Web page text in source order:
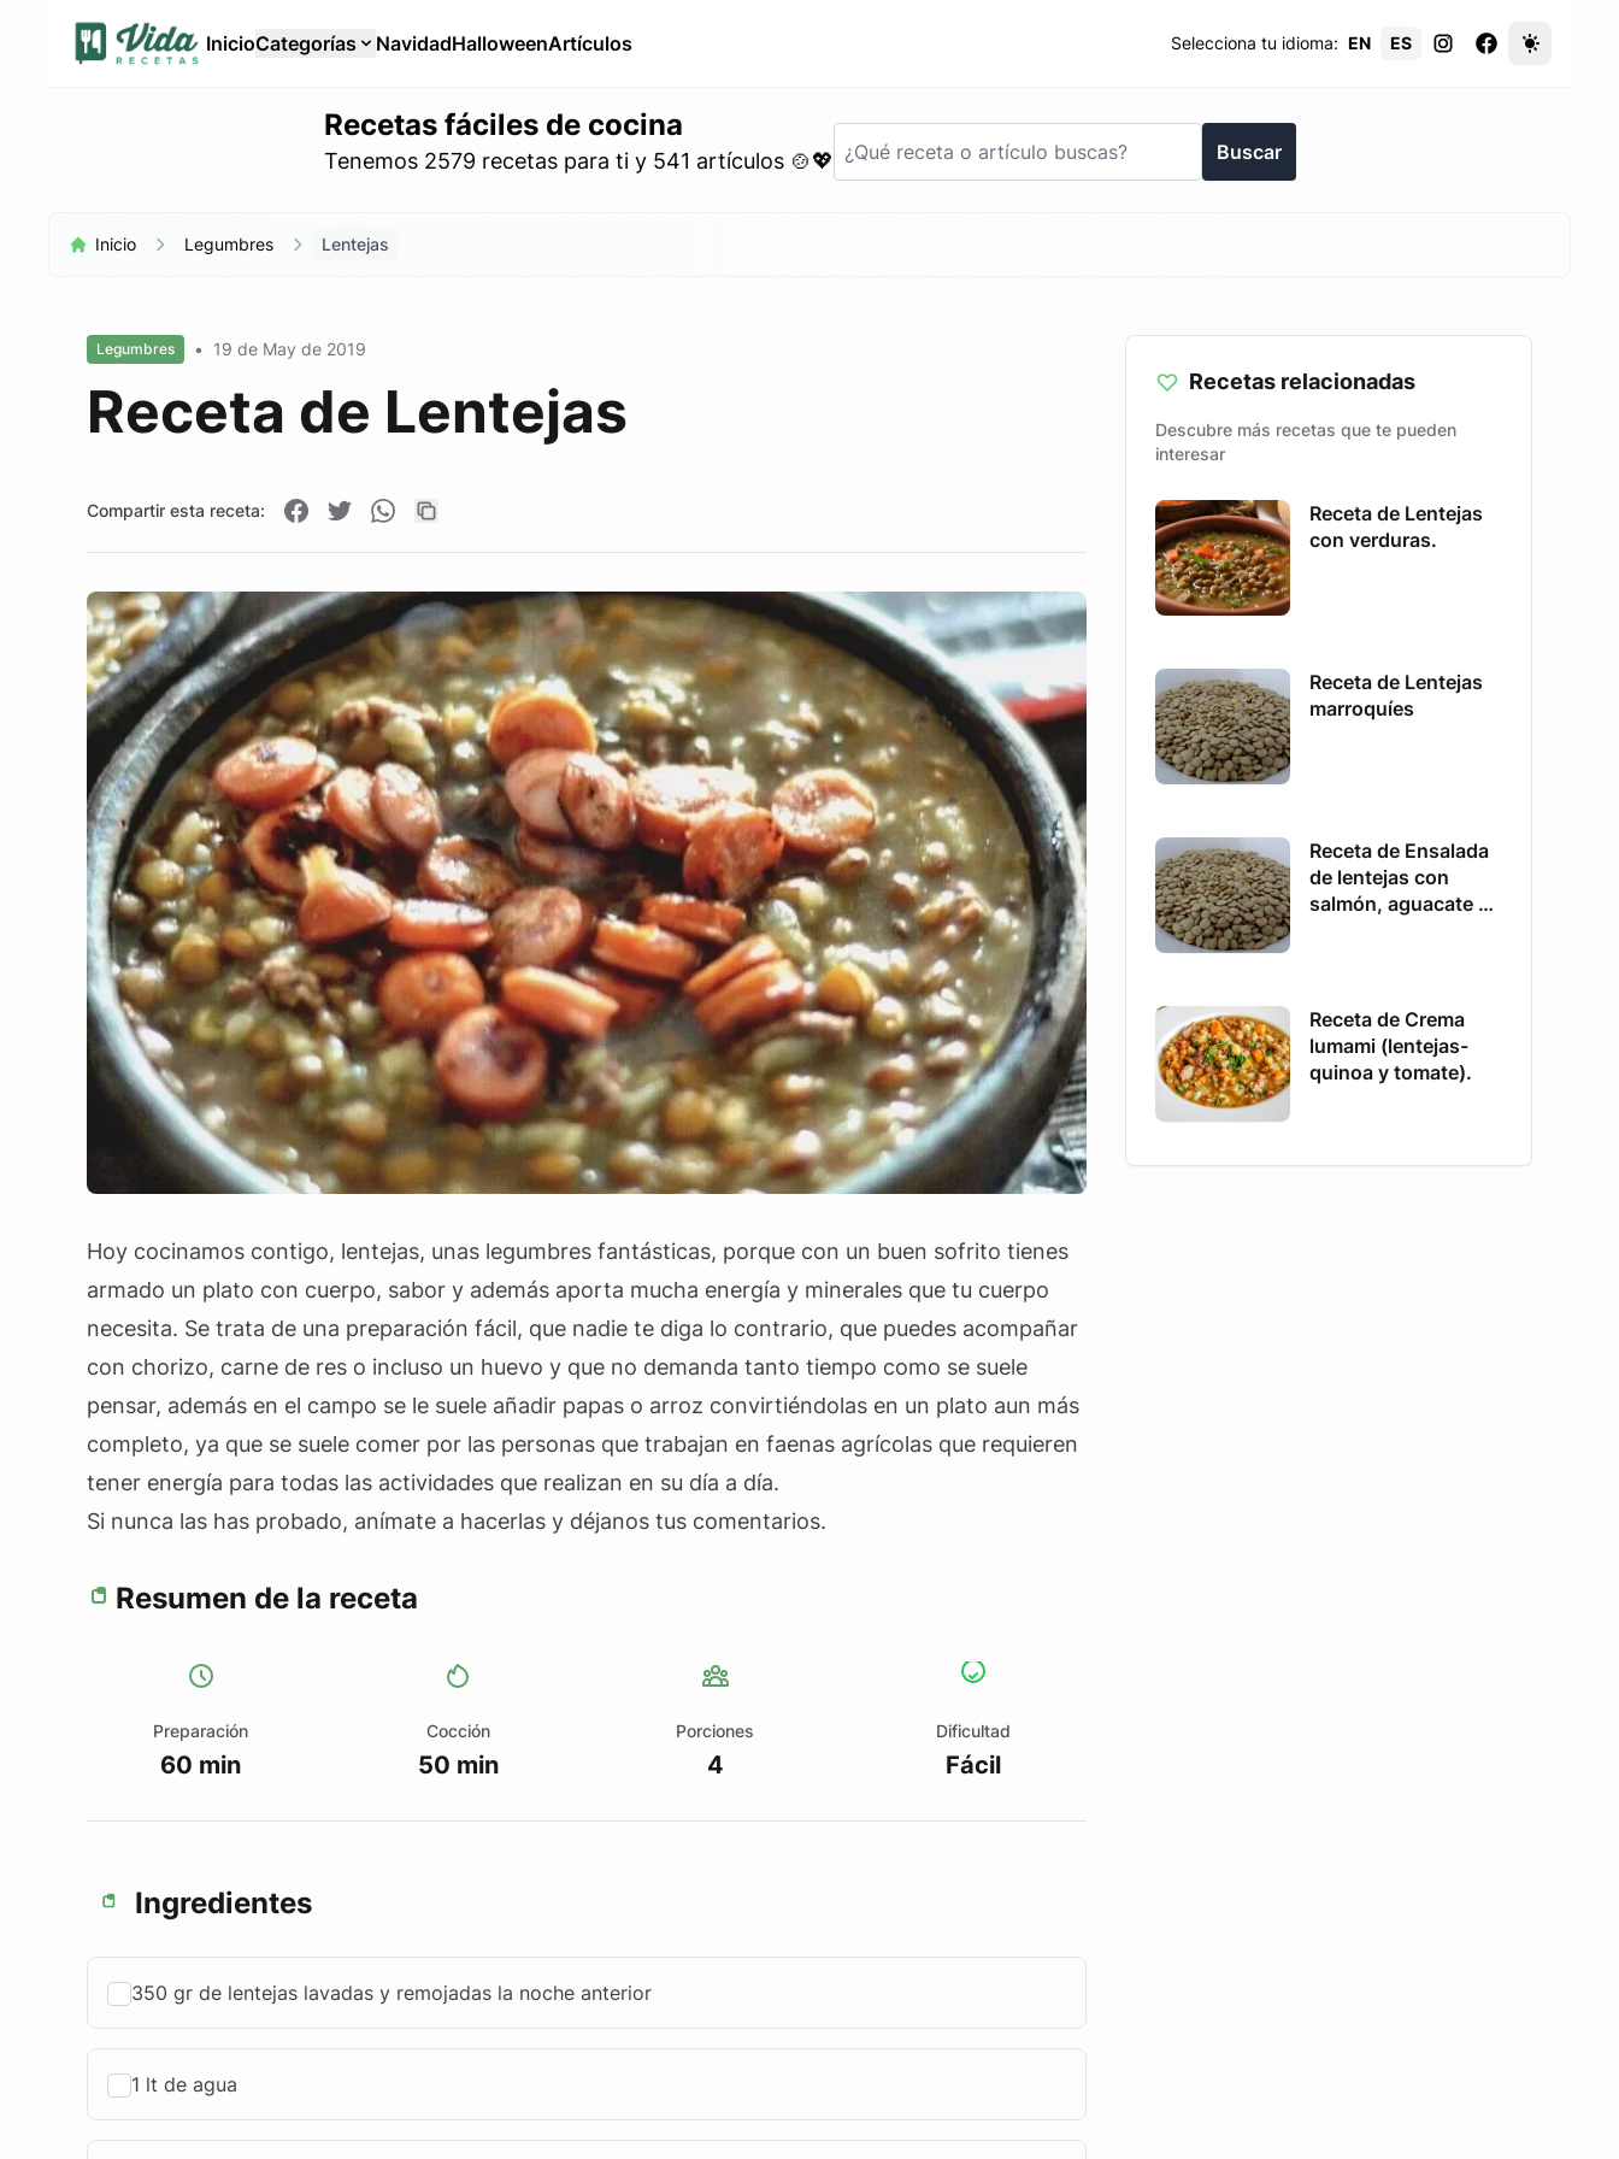
InicioCategorías NavidadHalloweenArtículos Selecciona tu idioma: EN ES
Recetas fáciles de cocina
Tenemos 2579 recetas para ti y 541 artículos 🍲💖 Buscar
Inicio Legumbres Lentejas
Legumbres • 19 de May de 2019
Receta de Lentejas
Compartir esta receta:
Hoy cocinamos contigo, lentejas, unas legumbres fantásticas, porque con un buen sofrito tienes
armado un plato con cuerpo, sabor y además aporta mucha energía y minerales que tu cuerpo
necesita. Se trata de una preparación fácil, que nadie te diga lo contrario, que puedes acompañar
con chorizo, carne de res o incluso un huevo y que no demanda tanto tiempo como se suele
pensar, además en el campo se le suele añadir papas o arroz convirtiéndolas en un plato aun más
completo, ya que se suele comer por las personas que trabajan en faenas agrícolas que requieren
tener energía para todas las actividades que realizan en su día a día.
Si nunca las has probado, anímate a hacerlas y déjanos tus comentarios.
Resumen de la receta
Preparación
60 min
Cocción
50 min
Porciones
4
Dificultad
Fácil
Ingredientes
350 gr de lentejas lavadas y remojadas la noche anterior
1 lt de agua
Recetas relacionadas
Descubre más recetas que te pueden
interesar
Receta de Lentejas
con verduras.
Receta de Lentejas
marroquíes
Receta de Ensalada
de lentejas con
salmón, aguacate y
Receta de Crema
lumami (lentejas-
quinoa y tomate).